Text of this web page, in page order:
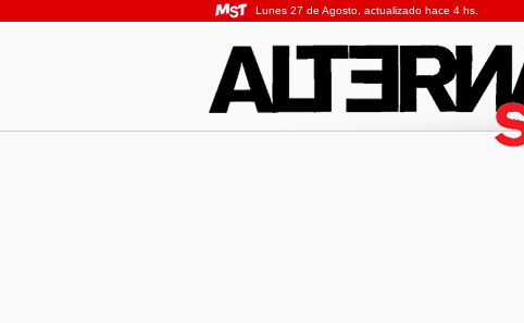
Lunes 27 de Agosto, actualizado hace 4 hs.